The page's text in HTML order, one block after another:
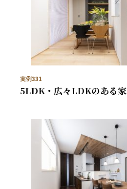
実例331
5LDK・広々LDKのある家